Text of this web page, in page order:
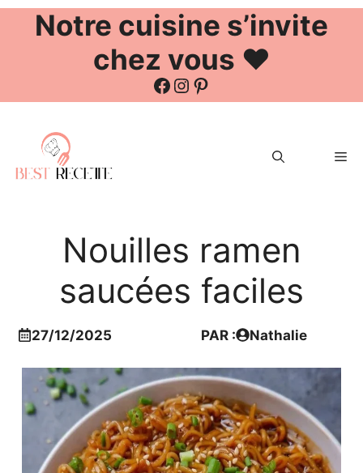
Notre cuisine s’invite
chez vous ❤️
Facebook
Instagram
Pinterest
contenu
Nouilles ramen
saucées faciles
27/12/2025 PAR : Nathalie